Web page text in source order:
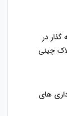
در
چینی
های